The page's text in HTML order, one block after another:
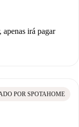
apenas irá pagar
POR SPOTAHOME